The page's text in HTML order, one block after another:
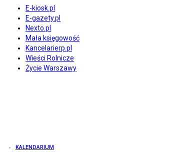
E-kiosk.pl
E-gazety.pl
Nexto.pl
Mała księgowość
Kancelarierp.pl
Wieści Rolnicze
Życie Warszawy
KALENDARIUM